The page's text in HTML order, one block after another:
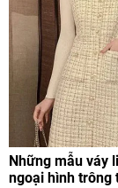
Những mẫu váy
ngoại hình trông